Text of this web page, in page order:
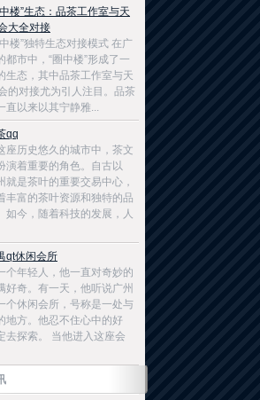
楼”生态：品茶工作室与天
大全对接
楼”独特生态对接模式 在广
都市中，“圈中楼”形成了一
生态，其中品茶工作室与天
的对接尤为引人注目。品茶
直以来以其宁静雅...
qq
座历史悠久的城市中，茶文
演着重要的角色。自古以
就是茶叶的重要交易中心，
丰富的茶叶资源和独特的品
如今，随着科技的发展，人
qt休闲会所
个年轻人，他一直对奇妙的
好奇。有一天，他听说广州
个休闲会所，号称是一处与
地方。他忍不住心中的好
去探索。 当他进入这座会